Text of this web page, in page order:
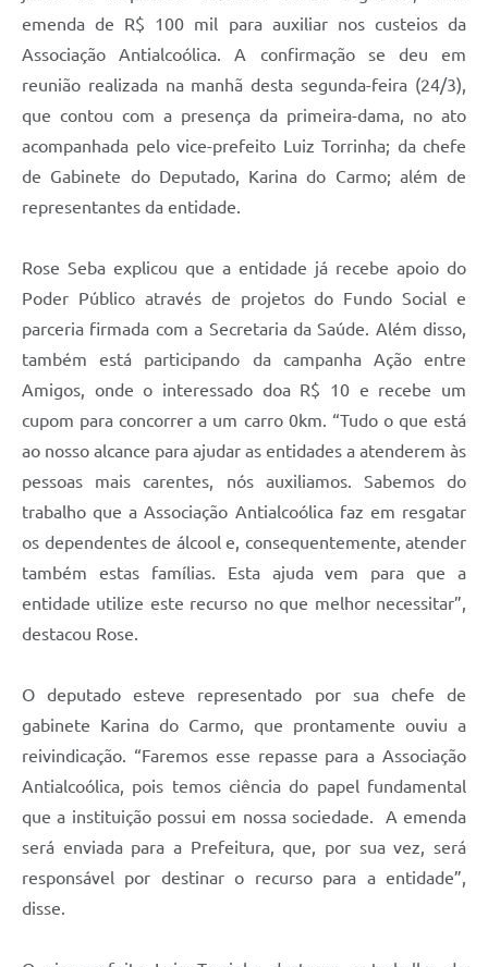
emenda de R$ 100 mil para auxiliar nos custeios da
Associação Antialcoólica. A confirmação se deu em
reunião realizada na manhã desta segunda-feira (24/3),
que contou com a presença da primeira-dama, no ato
acompanhada pelo vice-prefeito Luiz Torrinha; da chefe
de Gabinete do Deputado, Karina do Carmo; além de
representantes da entidade.
Rose Seba explicou que a entidade já recebe apoio do
Poder Público através de projetos do Fundo Social e
parceria firmada com a Secretaria da Saúde. Além disso,
também está participando da campanha Ação entre
Amigos, onde o interessado doa R$ 10 e recebe um
cupom para concorrer a um carro 0km. “Tudo o que está
ao nosso alcance para ajudar as entidades a atenderem às
pessoas mais carentes, nós auxiliamos. Sabemos do
trabalho que a Associação Antialcoólica faz em resgatar
os dependentes de álcool e, consequentemente, atender
também estas famílias. Esta ajuda vem para que a
entidade utilize este recurso no que melhor necessitar”,
destacou Rose.
O deputado esteve representado por sua chefe de
gabinete Karina do Carmo, que prontamente ouviu a
reivindicação. “Faremos esse repasse para a Associação
Antialcoólica, pois temos ciência do papel fundamental
que a instituição possui em nossa sociedade. A emenda
será enviada para a Prefeitura, que, por sua vez, será
responsável por destinar o recurso para a entidade”,
disse.